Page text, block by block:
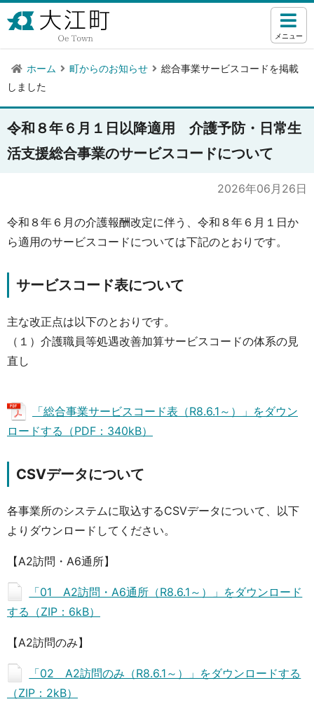
メニュー
ホーム 町からのお知らせ
総合事業サービスコードを掲載
しました
令和８年６月１日以降適用 介護予防・日常生
活支援総合事業のサービスコードについて
2026年06月26日
令和８年６月の介護報酬改定に伴う、令和８年６月１日か
ら適用のサービスコードについては下記のとおりです。
サービスコード表について
主な改正点は以下のとおりです。
（１）介護職員等処遇改善加算サービスコードの体系の見
直し
「総合事業サービスコード表（R8.6.1～）」をダウン
ロードする（PDF：340kB）
CSVデータについて
各事業所のシステムに取込するCSVデータについて、以下
よりダウンロードしてください。
【A2訪問・A6通所】
「01 A2訪問・A6通所（R8.6.1～）」をダウンロード
する（ZIP：6kB）
【A2訪問のみ】
「02 A2訪問のみ（R8.6.1～）」をダウンロードする
（ZIP：2kB）